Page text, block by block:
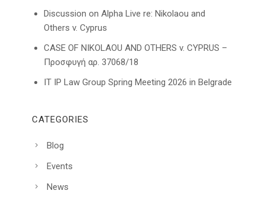
Discussion on Alpha Live re: Nikolaou and
Others v. Cyprus
CASE OF NIKOLAOU AND OTHERS v. CYPRUS –
Προσφυγή αρ. 37068/18
IT IP Law Group Spring Meeting 2026 in Belgrade
CATEGORIES
Blog
Events
News